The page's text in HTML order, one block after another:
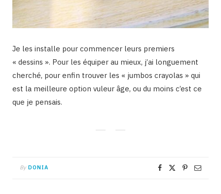
Je les installe pour commencer leurs premiers
« dessins ». Pour les équiper au mieux, j’ai longuement
cherché, pour enfin trouver les « jumbos crayolas » qui
est la meilleure option vuleur âge, ou du moins c’est ce
que je pensais.
By DONIA